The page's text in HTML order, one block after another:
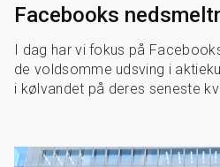
Facebooks
I dag har vi fokus på
de voldsomme udsving i
i kølvandet på deres seneste